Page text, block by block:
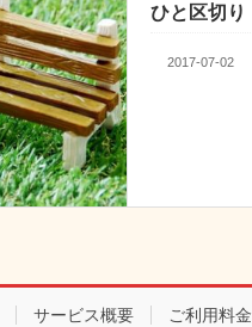
ひと区切り
2017-07-02
サービス概要 ご利用料金